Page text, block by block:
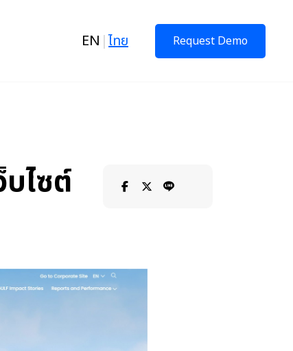
EN |ไทย Request Demo
ไซต์